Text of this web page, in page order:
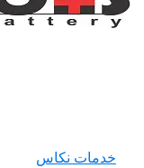
خدمات نکاس